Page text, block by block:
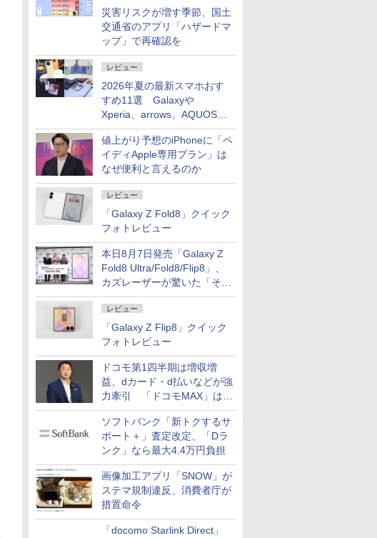
災害リスクが増す季節、国土
交通省のアプリ「ハザードマ
ップ」で再確認を
レビュー
2026年夏の最新スマホおす
すめ11選 Galaxyや
Xperia、arrows、AQUOSな
ど注目機種の特徴は
値上がり予想のiPhoneに「ペ
イディApple専用プラン」は
なぜ便利と言えるのか
レビュー
「Galaxy Z Fold8」クイック
フォトレビュー
本日8月7日発売「Galaxy Z
Fold8 Ultra/Fold8/Flip8」、
カズレーザーが驚いた「そば
屋のメニュー並みの薄さ」
レビュー
「Galaxy Z Flip8」クイック
フォトレビュー
ドコモ第1四半期は増収増
益、dカード・d払いなどが強
力牽引 「ドコモMAX」は
400万契約突破
ソフトバンク「新トクするサ
ポート＋」査定改定、「Dラ
ンク」なら最大4.4万円負担
画像加工アプリ「SNOW」が
ステマ規制違反、消費者庁が
措置命令
「docomo Starlink Direct」